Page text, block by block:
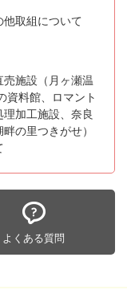
取組について
施設（月ヶ瀬温
資料館、ロマント
加工施設、奈良
の里つきがせ）
よくある質問